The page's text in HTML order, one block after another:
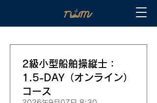
2級小型船舶操縦士：
1.5-DAY（オンライン）
コース